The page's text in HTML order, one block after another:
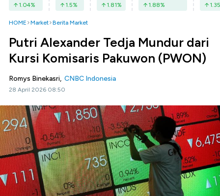
1.04% 1.5% 1.81% 1.88% 1.35
HOME Market Berita Market
Putri Alexander Tedja Mundur dari
Kursi Komisaris Pakuwon (PWON)
Romys Binekasri, CNBC Indonesia
28 April 2026 08:50